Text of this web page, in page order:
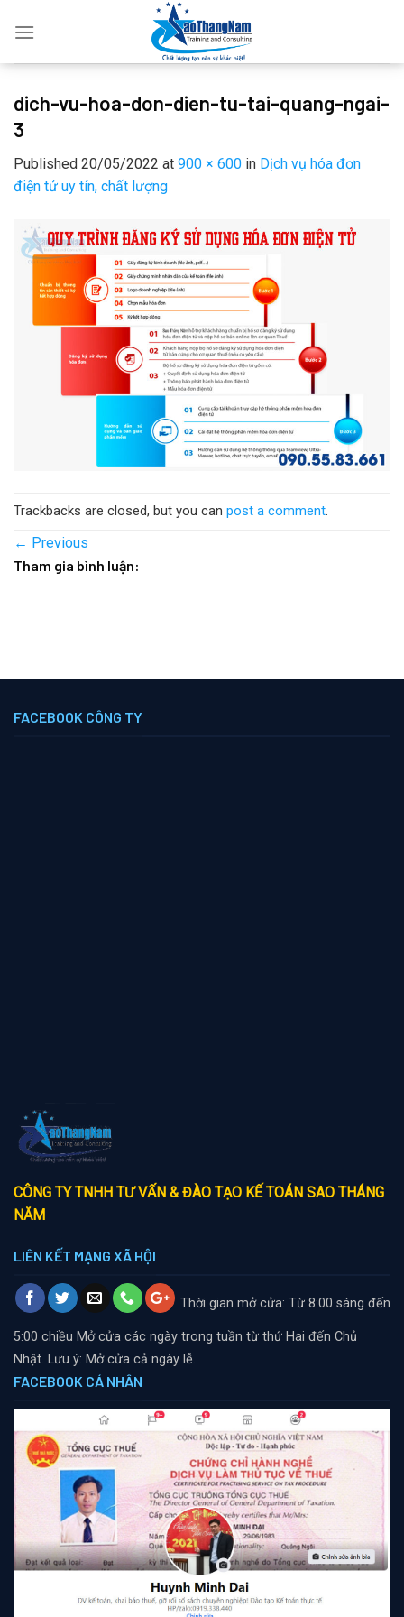
dich-vu-hoa-don-dien-tu-tai-quang-ngai-
3
Published 20/05/2022 at 900 × 600 in Dịch vụ hóa đơn
điện tử uy tín, chất lượng
Trackbacks are closed, but you can post a comment.
← Previous
Tham gia bình luận:
FACEBOOK CÔNG TY
CÔNG TY TNHH TƯ VẤN & ĐÀO TẠO KẾ TOÁN SAO THÁNG
NĂM
LIÊN KẾT MẠNG XÃ HỘI
Thời gian mở cửa: Từ 8:00 sáng đến
5:00 chiều Mở cửa các ngày trong tuần từ thứ Hai đến Chủ
Nhật. Lưu ý: Mở cửa cả ngày lễ.
FACEBOOK CÁ NHÂN